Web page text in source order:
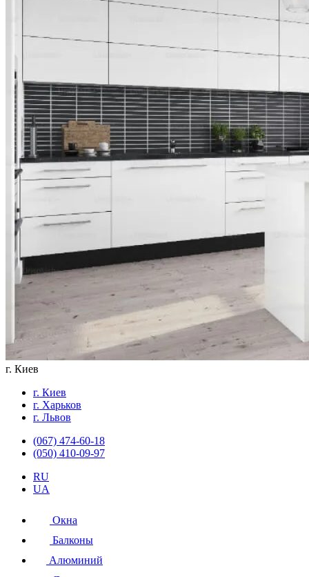
г. Киев
г. Киев
г. Харьков
г. Львов
(067) 474-60-18
(050) 410-09-97
RU
UA
Окна
Балконы
Алюминий